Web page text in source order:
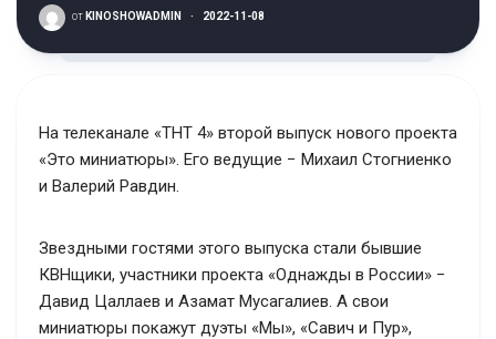
от KINOSHOWADMIN · 2022-11-08
На телеканале «ТНТ 4» второй выпуск нового проекта
«Это миниатюры». Его ведущие − Михаил Стогниенко
и Валерий Равдин.
Звездными гостями этого выпуска стали бывшие
КВНщики, участники проекта «Однажды в России» −
Давид Цаллаев и Азамат Мусагалиев. А свои
миниатюры покажут дуэты «Мы», «Савич и Пур»,